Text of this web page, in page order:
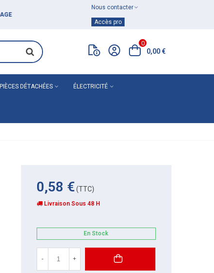
Nous contacter
Accès pro
0
0,00 €
PIÈCES DÉTACHÉES ÉLECTRICITÉ
0,58 €(TTC)
Livraison Sous 48 H
En Stock
- +